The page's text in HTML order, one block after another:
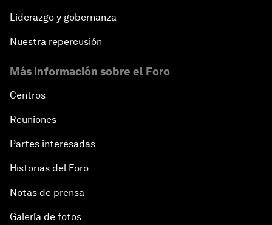
Liderazgo y gobernanza
Nuestra repercusión
Más información sobre el Foro
Centros
Reuniones
Partes interesadas
Historias del Foro
Notas de prensa
Galería de fotos